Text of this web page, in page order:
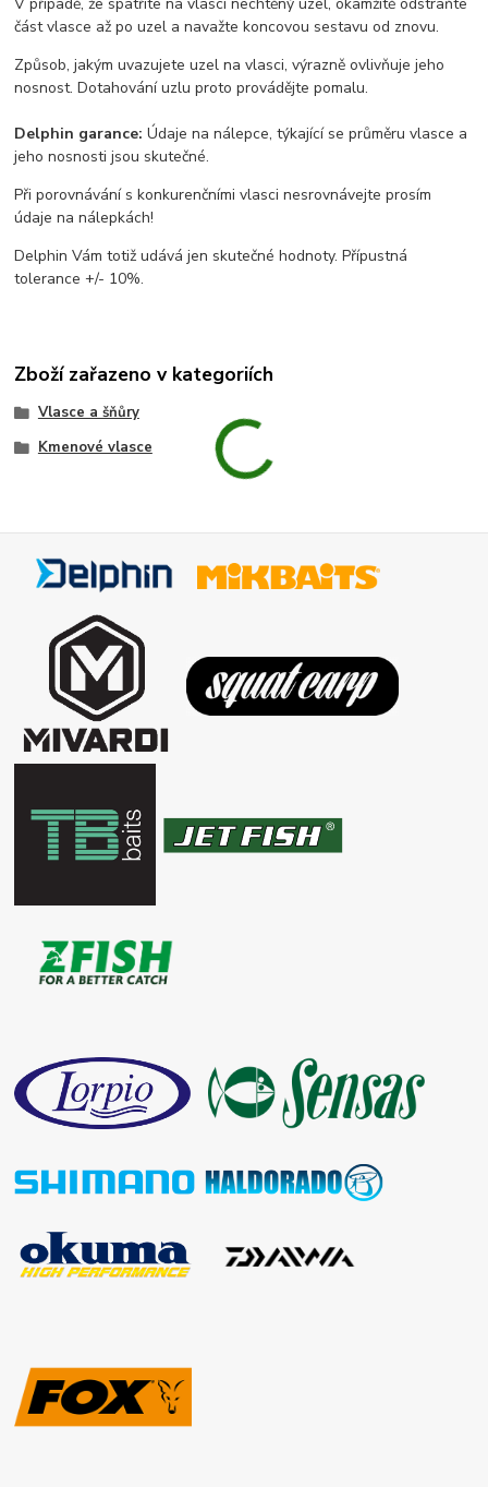
část vlasce až po uzel a navažte koncovou sestavu od znovu.
Způsob, jakým uvazujete uzel na vlasci, výrazně ovlivňuje jeho
nosnost. Dotahování uzlu proto provádějte pomalu.
Delphin garance: Údaje na nálepce, týkající se průměru vlasce a
jeho nosnosti jsou skutečné.
Při porovnávání s konkurenčními vlasci nesrovnávejte prosím
údaje na nálepkách!
Delphin Vám totiž udává jen skutečné hodnoty. Přípustná
tolerance +/- 10%.
Zboží zařazeno v kategoriích
Vlasce a šňůry
Kmenové vlasce